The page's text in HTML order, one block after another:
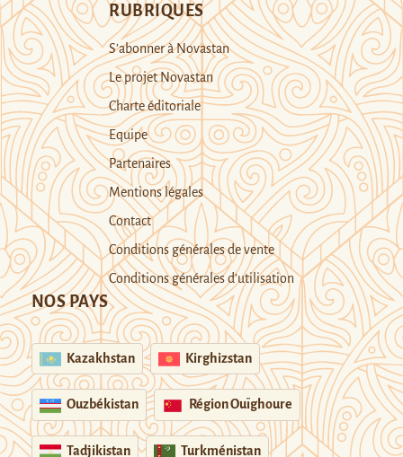
RUBRIQUES
S’abonner à Novastan
Le projet Novastan
Charte éditoriale
Equipe
Partenaires
Mentions légales
Contact
Conditions générales de vente
Conditions générales d’utilisation
NOS PAYS
Kazakhstan Kirghizstan
Ouzbékistan Région Ouïghoure
Tadjikistan Turkménistan